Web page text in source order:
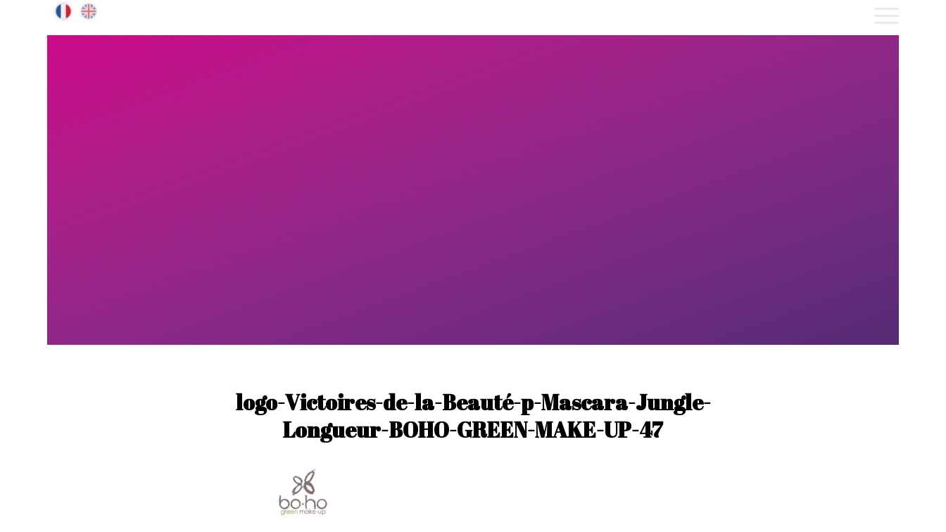
logo-Victoires-de-la-Beauté-p-Mascara-Jungle-
Longueur-BOHO-GREEN-MAKE-UP-47